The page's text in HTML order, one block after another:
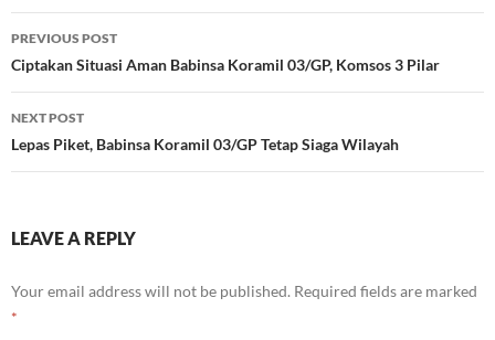
Post
navigation
PREVIOUS POST
Ciptakan Situasi Aman Babinsa Koramil 03/GP, Komsos 3 Pilar
NEXT POST
Lepas Piket, Babinsa Koramil 03/GP Tetap Siaga Wilayah
LEAVE A REPLY
Your email address will not be published. Required fields are marked
*